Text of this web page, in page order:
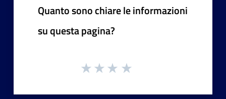
Quanto sono chiare le informazioni
su questa pagina?